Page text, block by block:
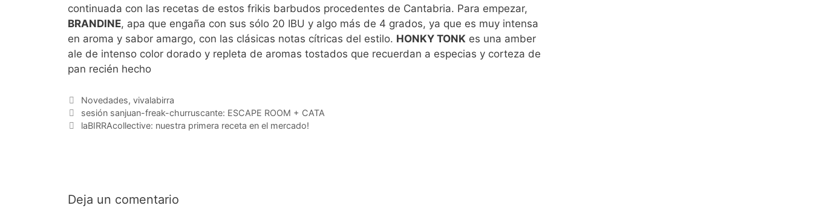
continuada con las recetas de estos frikis barbudos procedentes de Cantabria. Para empezar,
BRANDINE, apa que engaña con sus sólo 20 IBU y algo más de 4 grados, ya que es muy intensa
en aroma y sabor amargo, con las clásicas notas cítricas del estilo. HONKY TONK es una amber
ale de intenso color dorado y repleta de aromas tostados que recuerdan a especias y corteza de
pan recién hecho
Categorías
Novedades, vivalabirra
sesión sanjuan-freak-churruscante: ESCAPE ROOM + CATA
laBIRRAcollective: nuestra primera receta en el mercado!
Deja un comentario